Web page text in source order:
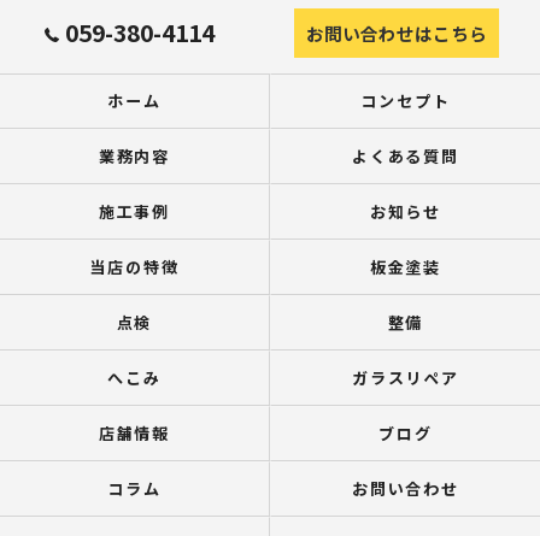
059-380-4114 お問い合わせはこちら
ホーム コンセプト
業務内容 よくある質問
施工事例 お知らせ
当店の特徴 板金塗装
点検 整備
へこみ ガラスリペア
店舗情報 ブログ
コラム お問い合わせ